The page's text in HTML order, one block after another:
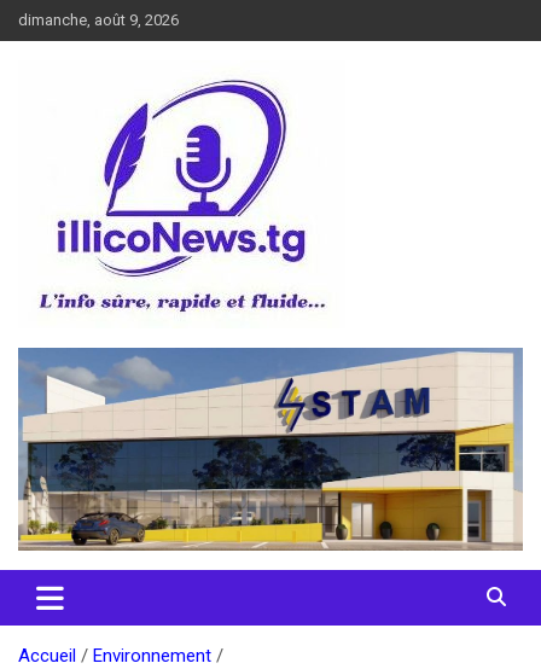
Aller
au
dimanche, août 9, 2026
illiconews
Accueil
Environnement